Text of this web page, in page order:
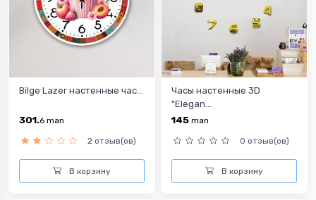
Bilge Lazer настенные час...
301.6 man
2 отзыв(ов)
В корзину
Часы настенные 3D
"Elegan...
145 man
0 отзыв(ов)
В корзину